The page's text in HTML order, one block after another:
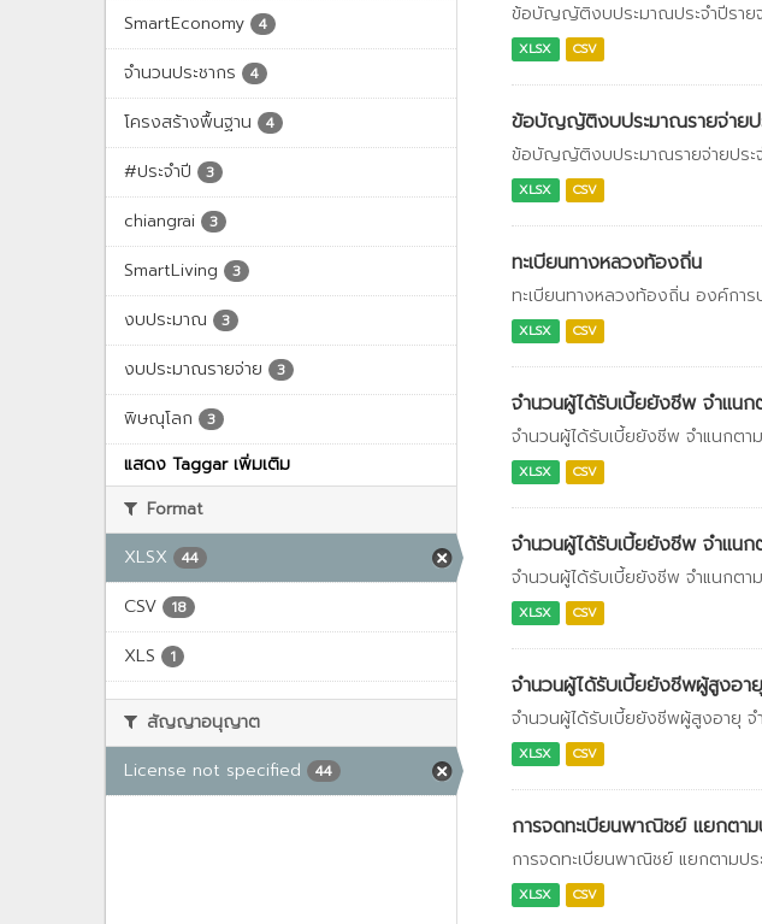
SmartEconomy 4
จำนวนประชากร 4
โครงสร้างพื้นฐาน 4
#ประจำปี 3
chiangrai 3
SmartLiving 3
งบประมาณ 3
งบประมาณรายจ่าย 3
พิษณุโลก 3
แสดง Taggar เพิ่มเติม
Format
XLSX
44
CSV 18
XLS 1
สัญญาอนุญาต
License not specified
44
ข้อบัญญัติงบประมาณประจำปีราย
XLSX CSV
ข้อบัญญัติงบประมาณรายจ่ายป
ข้อบัญญัติงบประมาณรายจ่ายประ
XLSX CSV
ทะเบียนทางหลวงท้องถิ่น
ทะเบียนทางหลวงท้องถิ่น องค์การ
XLSX CSV
จำนวนผู้ได้รับเบี้ยยังชีพ จำแนก
จำนวนผู้ได้รับเบี้ยยังชีพ จำแนกตา
XLSX CSV
จำนวนผู้ได้รับเบี้ยยังชีพ จำแนก
จำนวนผู้ได้รับเบี้ยยังชีพ จำแนกตา
XLSX CSV
จำนวนผู้ได้รับเบี้ยยังชีพผู้สูงอา
จำนวนผู้ได้รับเบี้ยยังชีพผู้สูงอายุ
XLSX CSV
การจดทะเบียนพาณิชย์ แยกตาม
การจดทะเบียนพาณิชย์ แยกตามปร
XLSX CSV